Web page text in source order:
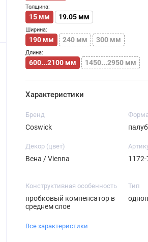
Характеристики
Бренд
Coswick
Декор (цвет)
Вена / Vienna
Конструктивная особенность
пробковый компенсатор в
среднем слое
Тип
Все характеристики
Толщина:
15 мм 19.05 мм
Ширина:
190 мм 240 мм 300 мм
Длина:
600...2100 мм 1450...2950 мм